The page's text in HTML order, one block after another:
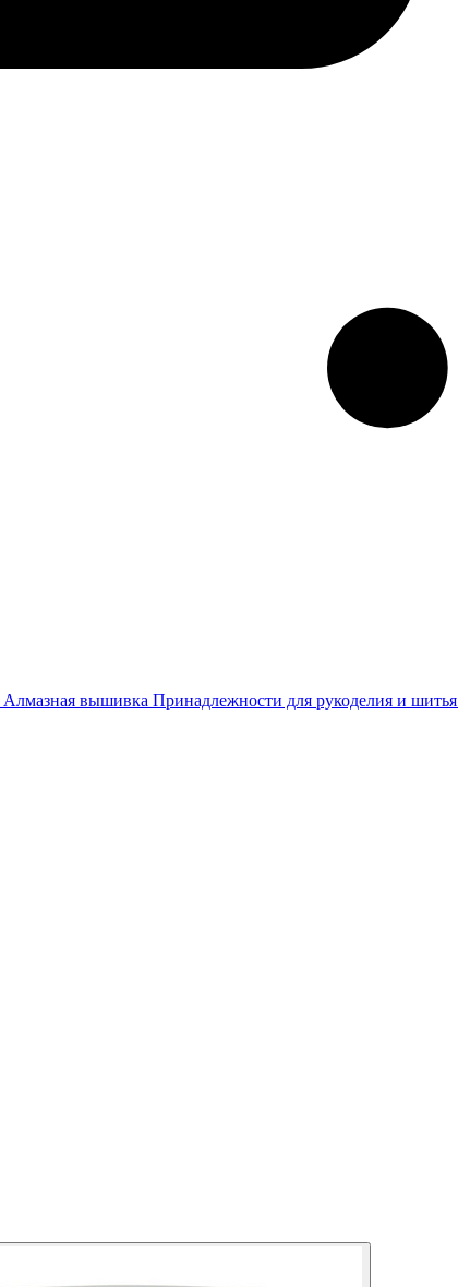
Алмазная вышивка Принадлежности для рукоделия и шитья